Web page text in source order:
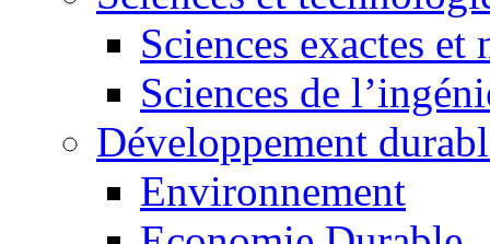
Sciences exactes et
Sciences de
Développement
Environnement